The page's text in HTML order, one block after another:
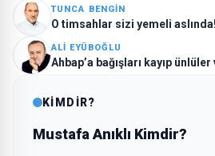
TUNCA BENGIN
O timsahlar sizi yemeli
ALI EYÜBOĞLU
Ahbap’a bağışları kayıp ünlüler
KİMDİR?
Mustafa Anıklı Kimdir?